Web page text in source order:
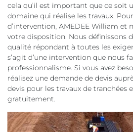
cela qu’il est important que ce soit
domaine qui réalise les travaux.
d’intervention, AMEDEE William et
votre disposition. Nous définissons
qualité répondant à toutes les
s’agit d’une intervention que nous
professionnalisme. Si vous avez
réalisez une demande de devis
devis pour les travaux de tranchées
gratuitement.